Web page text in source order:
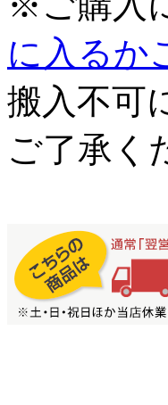
に入るか
搬入不可
ご了承く